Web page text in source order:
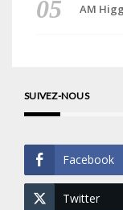
AM
SUIVEZ-NOUS
Facebook
Twitter